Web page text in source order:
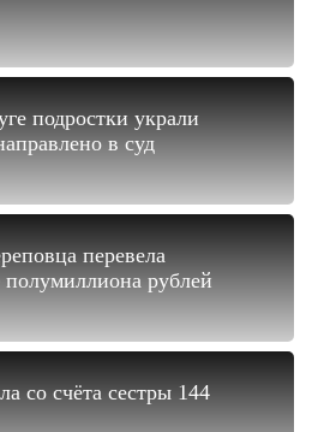
подростки украли
в суд
перевела
рублей
со счёта сестры 144